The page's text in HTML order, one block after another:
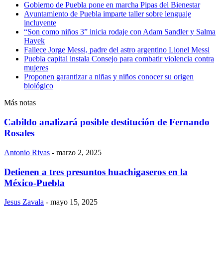
Gobierno de Puebla pone en marcha Pipas del Bienestar
Ayuntamiento de Puebla imparte taller sobre lenguaje
incluyente
“Son como niños 3” inicia rodaje con Adam Sandler y Salma
Hayek
Fallece Jorge Messi, padre del astro argentino Lionel Messi
Puebla capital instala Consejo para combatir violencia contra
mujeres
Proponen garantizar a niñas y niños conocer su origen
biológico
Más notas
Cabildo analizará posible destitución de Fernando
Rosales
Antonio Rivas - marzo 2, 2025
Detienen a tres presuntos huachigaseros en la
México-Puebla
Jesus Zavala - mayo 15, 2025